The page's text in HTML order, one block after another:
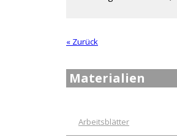
« Zurück
Materialien
Arbeitsblätter